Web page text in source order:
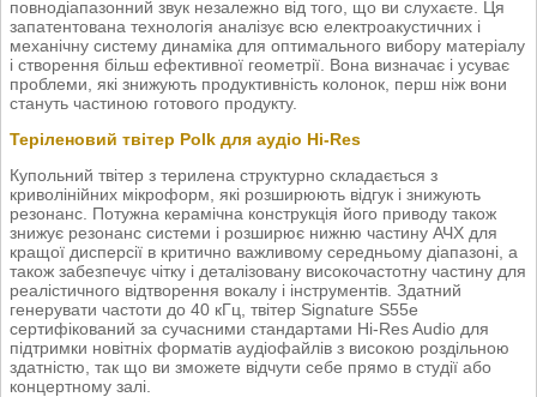
повнодіапазонний звук незалежно від того, що ви слухаєте. Ця
запатентована технологія аналізує всю електроакустичних і
механічну систему динаміка для оптимального вибору матеріалу
і створення більш ефективної геометрії. Вона визначає і усуває
проблеми, які знижують продуктивність колонок, перш ніж вони
стануть частиною готового продукту.
Теріленовий твітер Polk для аудіо Hi-Res
Купольний твітер з терилена структурно складається з
криволінійних мікроформ, які розширюють відгук і знижують
резонанс. Потужна керамічна конструкція його приводу також
знижує резонанс системи і розширює нижню частину АЧХ для
кращої дисперсії в критично важливому середньому діапазоні, а
також забезпечує чітку і деталізовану високочастотну частину для
реалістичного відтворення вокалу і інструментів. Здатний
генерувати частоти до 40 кГц, твітер Signature S55e
сертифікований за сучасними стандартами Hi-Res Audio для
підтримки новітніх форматів аудіофайлів з високою роздільною
здатністю, так що ви зможете відчути себе прямо в студії або
концертному залі.